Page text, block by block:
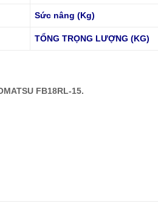
Sức nâng (Kg)
TỔNG TRỌNG LƯỢNG (KG)
FB18RL-15.